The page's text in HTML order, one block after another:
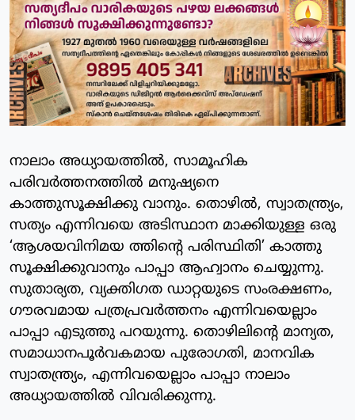
നാലാം അധ്യായത്തില്‍, സാമൂഹിക
പരിവര്‍ത്തനത്തില്‍ മനുഷ്യനെ
കാത്തുസൂക്ഷിക്കു വാനും. തൊഴില്‍, സ്വാതന്ത്ര്യം,
സത്യം എന്നിവയെ അടിസ്ഥാന മാക്കിയുള്ള ഒരു
‘ആശയവിനിമയ ത്തിന്റെ പരിസ്ഥിതി’ കാത്തു
സൂക്ഷിക്കുവാനും പാപ്പാ ആഹ്വാനം ചെയ്യുന്നു.
സുതാര്യത, വ്യക്തിഗത ഡാറ്റയുടെ സംരക്ഷണം,
ഗൗരവമായ പത്രപ്രവര്‍ത്തനം എന്നിവയെല്ലാം
പാപ്പാ എടുത്തു പറയുന്നു. തൊഴിലിന്റെ മാന്യത,
സമാധാനപൂർവകമായ പുരോഗതി, മാനവിക
സ്വാതന്ത്ര്യം, എന്നിവയെല്ലാം പാപ്പാ നാലാം
അധ്യായത്തില്‍ വിവരിക്കുന്നു.